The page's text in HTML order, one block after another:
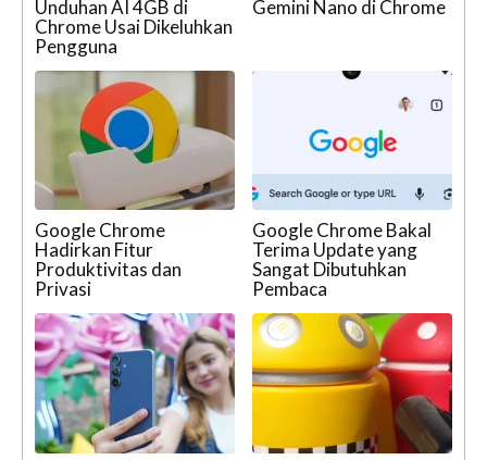
Unduhan AI 4GB di
Chrome Usai Dikeluhkan
Pengguna
Gemini Nano di Chrome
Google Chrome
Hadirkan Fitur
Produktivitas dan
Privasi
Google Chrome Bakal
Terima Update yang
Sangat Dibutuhkan
Pembaca